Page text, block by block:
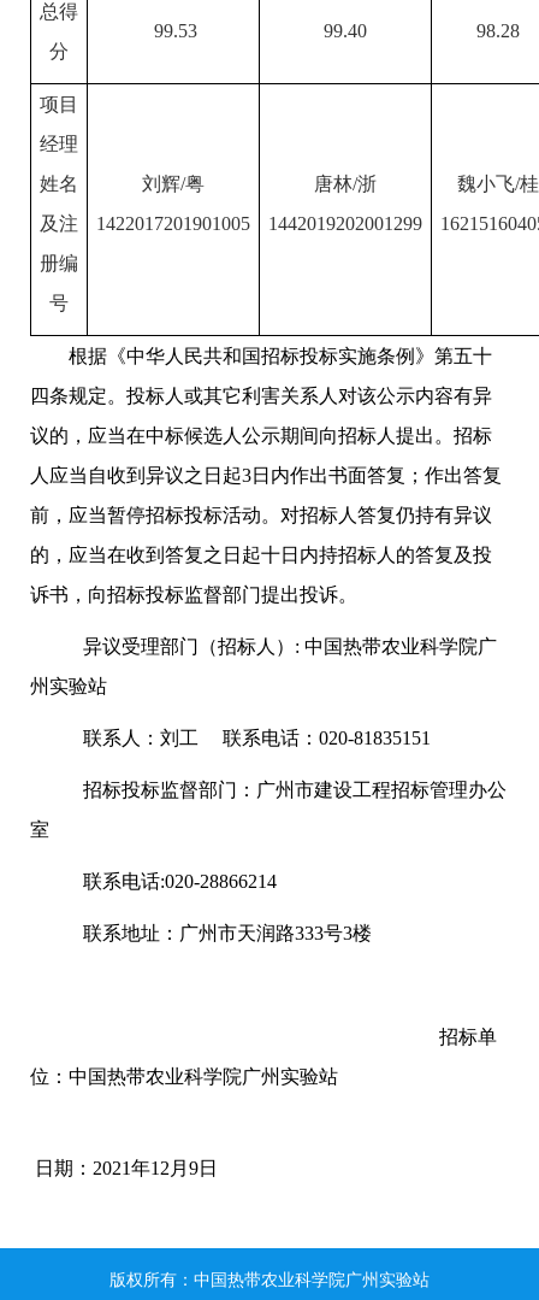
总得
分
99.53 99.40 98.28
项目
经理
姓名
及注
册编
号
刘辉/粤
1422017201901005
唐林/浙
1442019202001299
魏小飞/桂
根据《中华人民共和国招标投标实施条例》第五十
四条规定。投标人或其它利害关系人对该公示内容有异
议的，应当在中标候选人公示期间向招标人提出。招标
人应当自收到异议之日起3日内作出书面答复；作出答复
前，应当暂停招标投标活动。对招标人答复仍持有异议
的，应当在收到答复之日起十日内持招标人的答复及投
诉书，向招标投标监督部门提出投诉。
异议受理部门（招标人）: 中国热带农业科学院广
州实验站
联系人：刘工 联系电话：020-81835151
招标投标监督部门：广州市建设工程招标管理办公
室
联系电话:020-28866214
联系地址：广州市天润路333号3楼
招标单
位：中国热带农业科学院广州实验站
日期：2021年12月9日
版权所有：中国热带农业科学院广州实验站